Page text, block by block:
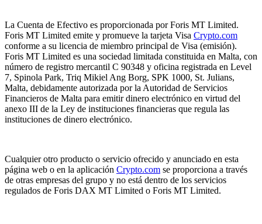
La Cuenta de Efectivo es proporcionada por Foris MT Limited.
Foris MT Limited emite y promueve la tarjeta Visa Crypto.com
conforme a su licencia de miembro principal de Visa (emisión).
Foris MT Limited es una sociedad limitada constituida en Malta, con
número de registro mercantil C 90348 y oficina registrada en Level
7, Spinola Park, Triq Mikiel Ang Borg, SPK 1000, St. Julians,
Malta, debidamente autorizada por la Autoridad de Servicios
Financieros de Malta para emitir dinero electrónico en virtud del
anexo III de la Ley de instituciones financieras que regula las
instituciones de dinero electrónico.
Cualquier otro producto o servicio ofrecido y anunciado en esta
página web o en la aplicación Crypto.com se proporciona a través
de otras empresas del grupo y no está dentro de los servicios
regulados de Foris DAX MT Limited o Foris MT Limited.